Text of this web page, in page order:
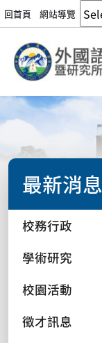
回首頁 網站導覽
最新消息
校務行政
學術研究
校園活動
徵才訊息